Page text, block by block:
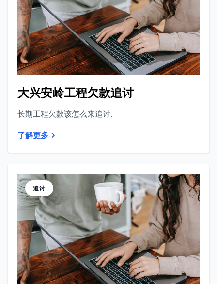
大兴安岭工程欠款追讨
长期工程欠款该怎么来追讨.
了解更多
追讨